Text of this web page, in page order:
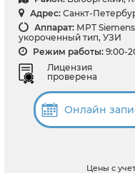
Адрес: Санкт-
Аппарат: МРТ
укороченный тип, УЗИ
Режим работы: 9:00-
Лицензия
проверена
Онлайн
Цены с